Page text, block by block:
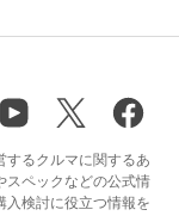
するクルマに関するあ
スペックなどの公式情
入検討に役立つ情報を